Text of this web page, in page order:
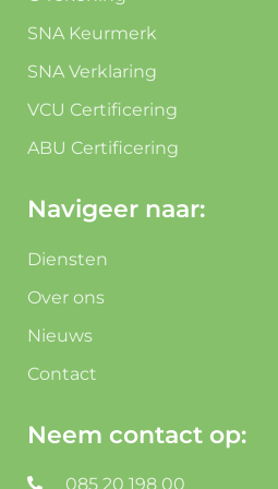
SNA Keurmerk
SNA Verklaring
VCU Certificering
ABU Certificering
Navigeer naar:
Diensten
Over ons
Nieuws
Contact
Neem contact op:
085 20 198 00